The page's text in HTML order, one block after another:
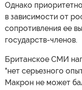
Однако
в зависимости от
сопротивления ее
государств-членов.
Британское СМИ
"нет серьезного
Макрон не может